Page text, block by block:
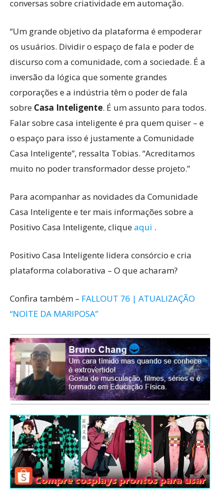
conversas sobre criatividade em automação.
“Um grande objetivo da plataforma é empoderar
os usuários. Dividir o espaço de fala e poder de
discurso com a comunidade, com a sociedade. É a
inversão da lógica que somente grandes
corporações e a indústria têm o poder de fala
sobre Casa Inteligente. É um assunto para todos.
Falar sobre casa inteligente é pra quem quiser – e
o espaço para isso é justamente a Comunidade
Casa Inteligente”, ressalta Tobias. “Acreditamos
muito no poder transformador desse projeto.”
Para acompanhar as novidades da Comunidade
Casa Inteligente e ter mais informações sobre a
Positivo Casa Inteligente, cliqueaqui .
Positivo Casa Inteligente lidera consórcio e cria
plataforma colaborativa – O que acharam?
Confira também – FALLOUT 76 | ATUALIZAÇÃO
“NOITE DA MARIPOSA”